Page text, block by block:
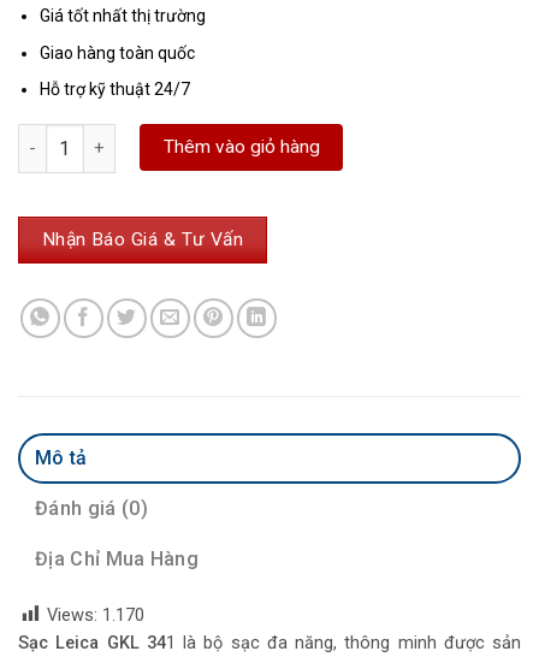
Giá tốt nhất thị trường
Giao hàng toàn quốc
Hỗ trợ kỹ thuật 24/7
Sạc Leica GKL 341 số lượngThêm vào giỏ hàng
Nhận Báo Giá & Tư Vấn
Mô tả
Đánh giá (0)
Địa Chỉ Mua Hàng
Views: 1.170
Sạc Leica GKL 341 là bộ sạc đa năng, thông minh được sản